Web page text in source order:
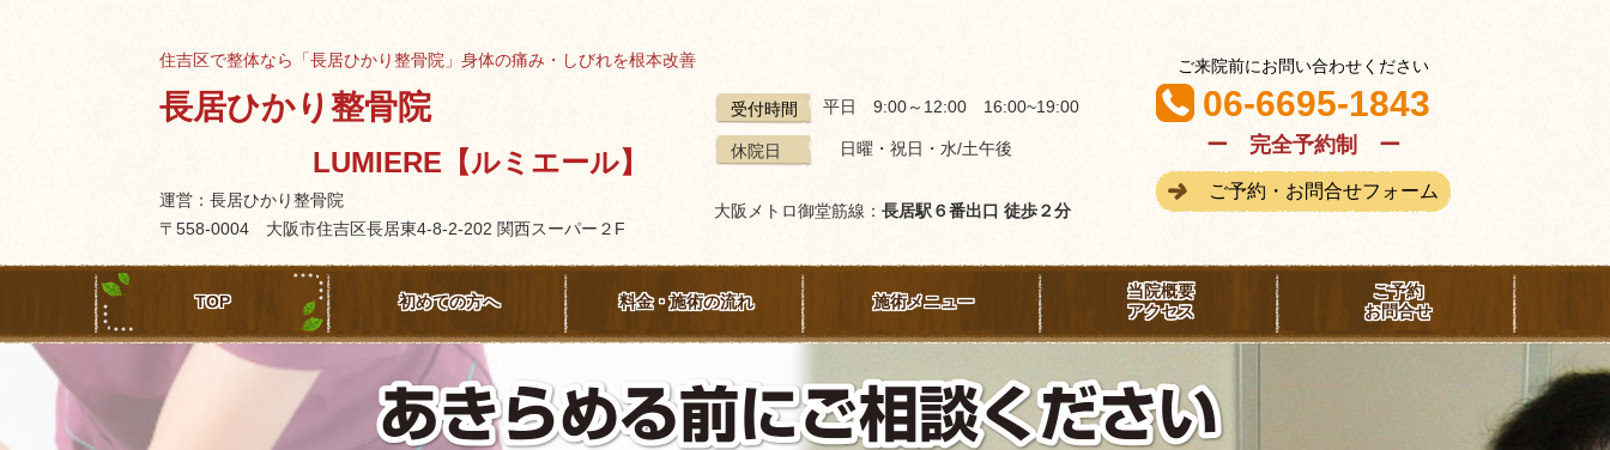
住吉区で整体なら「長居ひかり整骨院」身体の痛み・しびれを根本改善
長居ひかり整骨院
LUMIERE【ルミエール】
運営：長居ひかり整骨院
〒558-0004 大阪市住吉区長居東4-8-2-202 関西スーパー２F
受付時間 平日 9:00～12:00 16:00~19:00
休院日 日曜・祝日・水/土午後
大阪メトロ御堂筋線： 長居駅６番出口 徒歩２分
ご来院前にお問い合わせください
06-6695-1843
ー 完全予約制 ー
ご予約・お問合せフォーム
TOP 初めての方へ 料金・施術の流れ 施術メニュー
当院概要
アクセス
ご予約
お問合せ